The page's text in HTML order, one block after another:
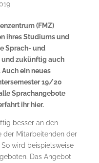
(FMZ)
ihres Studiums und
Sprach- und
zukünftig auch
ein neues
19/20
Sprachangebote
ihr hier.
besser an den
der Mitarbeitenden der
wird beispielsweise
Das Angebot